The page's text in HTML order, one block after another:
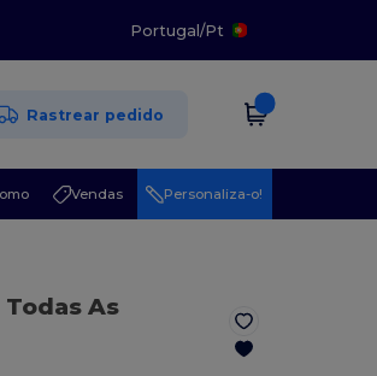
Portugal/Pt
Rastrear pedido
Vendas Personaliza-o!
As